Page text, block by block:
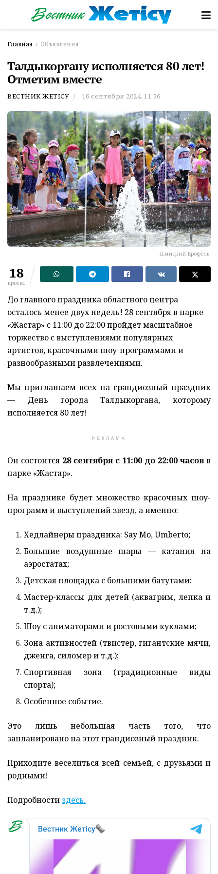
Главная Объявления
Талдыкоргану исполняется 80 лет!
Отметим вместе
ВЕСТНИК ЖЕТІСУ 16 сентября 2024, 11:36
Дмитрий Ерофеев.
18
просм.
До главного праздника областного центра
осталось менее двух недель! 28 сентября в парке
«Жастар» с 11:00 до 22:00 пройдет масштабное
торжество с выступлениями популярных
артистов, красочными шоу-программами и
разнообразными развлечениями.
Мы приглашаем всех на грандиозный праздник
— День города Талдыкоргана, которому
исполняется 80 лет!
РЕКЛАМА
Он состоится 28 сентября с 11:00 до 22:00 часов в
парке «Жастар».
На празднике будет множество красочных шоу-
программ и выступлений звезд, а именно:
Хедлайнеры праздника: Say Mo, Umberto;
Большие воздушные шары — катания на
аэростатах;
Детская площадка с большими батутами;
Мастер-классы для детей (аквагрим, лепка и
т.д.);
Шоу с аниматорами и ростовыми куклами;
Зона активностей (твистер, гигантские мячи,
дженга, силомер и т.д.);
Спортивная зона (традиционные виды
спорта);
Особенное событие.
Это лишь небольшая часть того, что
запланировано на этот грандиозный праздник.
Приходите веселиться всей семьей, с друзьями и
родными!
Подробности здесь.